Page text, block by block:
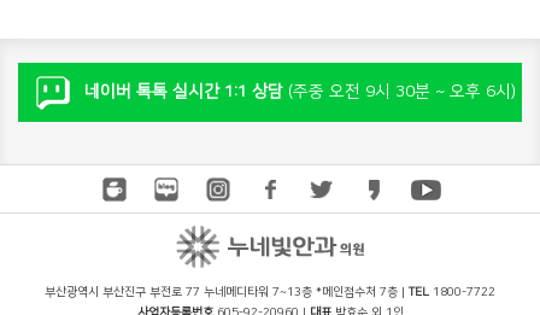
네이버 톡톡 실시간 1:1 상담 (주중 오전 9시 30분 ~ 오후 6시)
부산광역시 부산진구 부전로 77 누네메디타워 7~13층 *메인접수처 7층 | TEL 1800-7722